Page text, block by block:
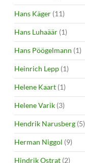
Hans Käger (11)
Hans Luhaäär (1)
Hans Pöögelmann (1)
Heinrich Lepp (1)
Helene Kaart (1)
Helene Varik (3)
Hendrik Narusberg (5)
Herman Niggol (9)
Hindrik Ostrat (2)